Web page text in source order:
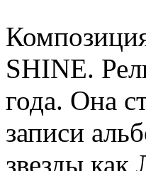
SHINE.
года. Она
записи
звезды